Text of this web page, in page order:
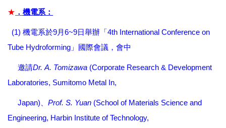
★ ． 機電系：
(1) 機電系於9月 6~9日舉辦「 4th International Conference on
Tube Hydroforming 」國際會議，會中
邀請Dr. A. Tomizawa (Corporate Research & Development
Laboratories, Sumitomo Metal In,
Japan) Prof. S. Yuan (School of Materials Science and
Engineering, Harbin Institute of Technology,